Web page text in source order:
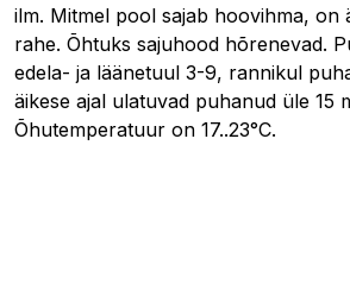
ilm. Mitmel pool sajab hoovihma, on
rahe. Õhtuks sajuhood hõrenevad.
edela- ja läänetuul 3-9, rannikul
äikese ajal ulatuvad puhanud üle 15
Õhutemperatuur on 17..23°C.